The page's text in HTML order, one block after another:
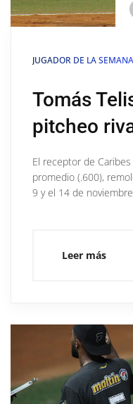
JUGADOR DE LA SEMANA
Tomás
pitcheo
El receptor de
promedio (.600),
9 y el 14 de noviembre
Leer más